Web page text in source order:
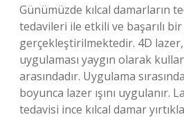
Günümüzde kılcal damarların
tedavileri ile etkili ve başarılı
gerçekleştirilmektedir. 4D
uygulaması yaygın olarak
arasındadır. Uygulama
boyunca lazer ışını uygulanır.
tedavisi ince kılcal damar